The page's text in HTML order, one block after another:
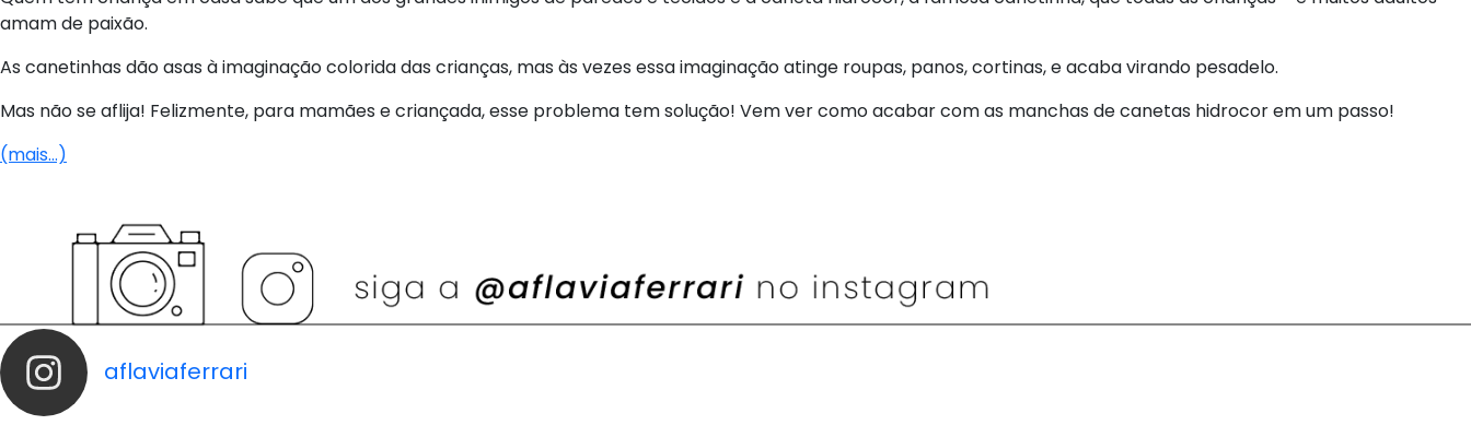
amam de paixão.
As canetinhas dão asas à imaginação colorida das crianças, mas às vezes essa imaginação atinge roupas, panos, cortinas, e acaba virando pesadelo.
Mas não se aflija! Felizmente, para mamães e criançada, esse problema tem solução! Vem ver como acabar com as manchas de canetas hidrocor em um passo!
(mais…)
aflaviaferrari